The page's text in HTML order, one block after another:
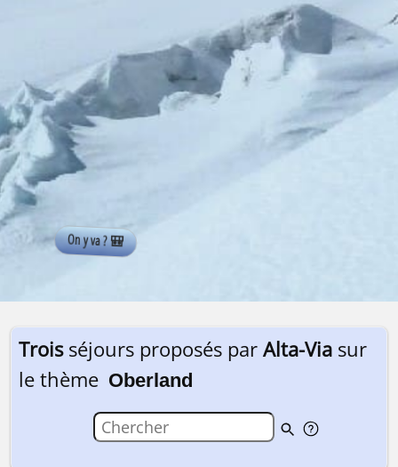
Troisséjours proposés par Alta-Via sur
le thème Oberland